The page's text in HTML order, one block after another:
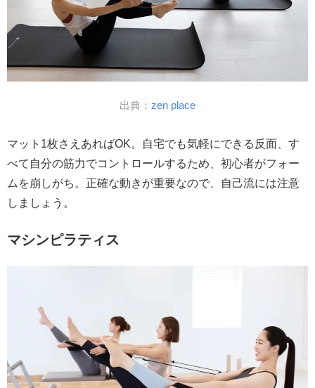
出典： zen place
マット1枚さえあればOK。自宅でも気軽にできる反面、す
べて自分の筋力でコントロールするため、初心者がフォー
ムを崩しがち。正確な動きが重要なので、自己流には注意
しましょう。
マシンピラティス